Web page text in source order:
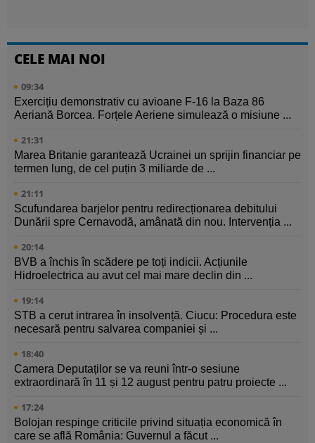
CELE MAI NOI
09:34
Exercițiu demonstrativ cu avioane F-16 la Baza 86
Aeriană Borcea. Forțele Aeriene simulează o misiune ...
21:31
Marea Britanie garantează Ucrainei un sprijin financiar pe
termen lung, de cel puțin 3 miliarde de ...
21:11
Scufundarea barjelor pentru redirecționarea debitului
Dunării spre Cernavodă, amânată din nou. Intervenția ...
20:14
BVB a închis în scădere pe toți indicii. Acțiunile
Hidroelectrica au avut cel mai mare declin din ...
19:14
STB a cerut intrarea în insolvență. Ciucu: Procedura este
necesară pentru salvarea companiei și ...
18:40
Camera Deputaților se va reuni într-o sesiune
extraordinară în 11 și 12 august pentru patru proiecte ...
17:24
Bolojan respinge criticile privind situația economică în
care se află România: Guvernul a făcut ...